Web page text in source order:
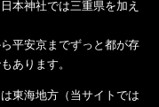
本神社では三重県を加え
平安京までずっと都が存
あります。
東海地方（当サイトでは